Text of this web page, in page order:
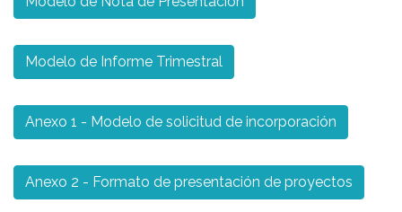
Modelo de Informe Trimestral
Anexo 1 - Modelo de solicitud de incorporación
Anexo 2 - Formato de presentación de proyectos